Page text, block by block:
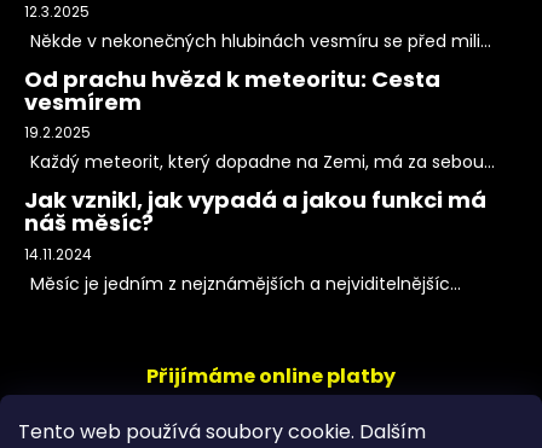
Tento web používá soubory cookie. Dalším
12.3.2025
Někde v nekonečných hlubinách vesmíru se před mili...
Od prachu hvězd k meteoritu: Cesta
vesmírem
19.2.2025
Každý meteorit, který dopadne na Zemi, má za sebou...
Jak vznikl, jak vypadá a jakou funkci má
náš měsíc?
14.11.2024
Měsíc je jedním z nejznámějších a nejviditelnějšíc...
Přijímáme online platby